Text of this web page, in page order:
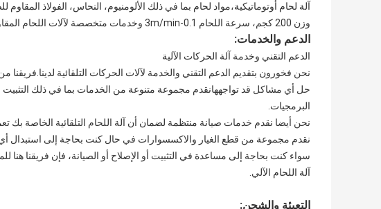
وزن 200 كجم، سرعة اللحام 0.1-3m/min وخدمات متخصصة لآلات اللحام المقاومة،آلة لحام شبكة الأسلاك، آلة لحام شبكة الأسلاك
الدعم والخدمات:
الدعم التقني وخدمة آلة الحركات الآلية
نحن فخورون بتقديم الدعم التقني والخدمة لآلات الحركات التلقائية
حل أي مشاكل قد تواجههانقدم مجموعة متنوعة من الخدمات بما في ذلك التثبيت
البرمجيات.
نحن أيضا نقدم خدمات صيانة منتظمة لضمان أن آلة اللحام التلقائية
نقدم مجموعة من قطع الغيار والاكسسوارات في حال كنت بحاجة إلى استبدال
سواء كنت بحاجة إلى مساعدة في التثبيت أو الإصلاح أو الصيانة، فإن فريقنا هنا
آلة اللحام الآلي.
التعبئة والشحن: